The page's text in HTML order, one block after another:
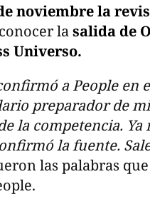
noviembre la
lasalida de
Universo.
a People en
preparador de
la competencia. Ya
la fuente.
las palabras